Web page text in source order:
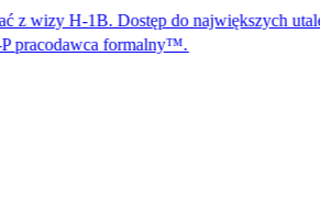
Dostęp do największych utalentowanych
formalny™.​​